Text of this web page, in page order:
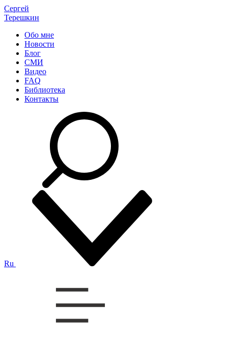
Сергей
Терешкин
Обо мне
Новости
Блог
СМИ
Видео
FAQ
Библиотека
Контакты
Ru